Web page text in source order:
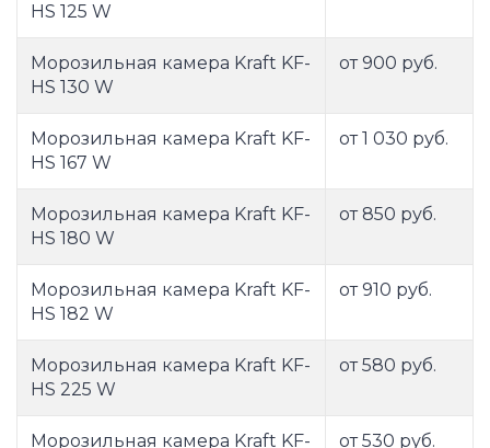
HS 125 W
Морозильная камера Kraft KF-
HS 130 W
от 900 руб.
Морозильная камера Kraft KF-
HS 167 W
от 1 030 руб.
Морозильная камера Kraft KF-
HS 180 W
от 850 руб.
Морозильная камера Kraft KF-
HS 182 W
от 910 руб.
Морозильная камера Kraft KF-
HS 225 W
от 580 руб.
Морозильная камера Kraft KF- от 530 руб.